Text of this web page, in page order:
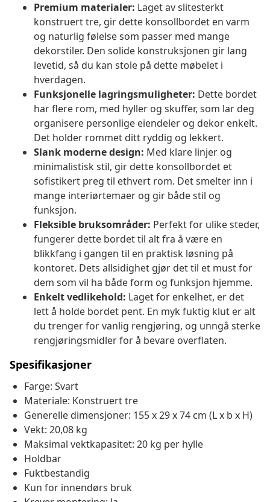
Premium materialer: Laget av slitesterkt
konstruert tre, gir dette konsollbordet en varm
og naturlig følelse som passer med mange
dekorstiler. Den solide konstruksjonen gir lang
levetid, så du kan stole på dette møbelet i
hverdagen.
Funksjonelle lagringsmuligheter: Dette bordet
har flere rom, med hyller og skuffer, som lar deg
organisere personlige eiendeler og dekor enkelt.
Det holder rommet ditt ryddig og lekkert.
Slank moderne design: Med klare linjer og
minimalistisk stil, gir dette konsollbordet et
sofistikert preg til ethvert rom. Det smelter inn i
mange interiørtemaer og gir både stil og
funksjon.
Fleksible bruksområder: Perfekt for ulike steder,
fungerer dette bordet til alt fra å være en
blikkfang i gangen til en praktisk løsning på
kontoret. Dets allsidighet gjør det til et must for
dem som vil ha både form og funksjon hjemme.
Enkelt vedlikehold: Laget for enkelhet, er det
lett å holde bordet pent. En myk fuktig klut er alt
du trenger for vanlig rengjøring, og unngå sterke
rengjøringsmidler for å bevare overflaten.
Spesifikasjoner
Farge: Svart
Materiale: Konstruert tre
Generelle dimensjoner: 155 x 29 x 74 cm (L x b x H)
Vekt: 20,08 kg
Maksimal vektkapasitet: 20 kg per hylle
Holdbar
Fuktbestandig
Kun for innendørs bruk